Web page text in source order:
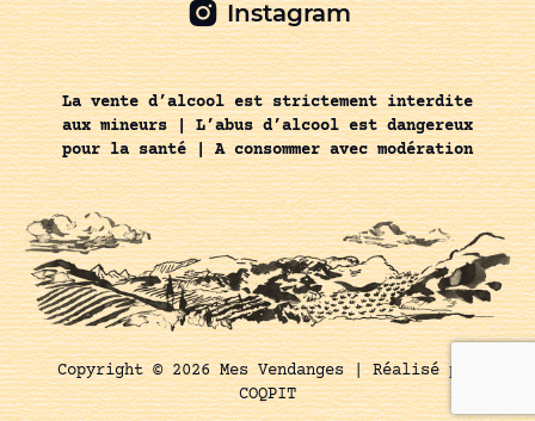
Instagram
La vente d’alcool est strictement interdite
aux mineurs | L’abus d’alcool est dangereux
pour la santé | A consommer avec modération
Copyright © 2026 Mes Vendanges |Réalisé par
COQPIT